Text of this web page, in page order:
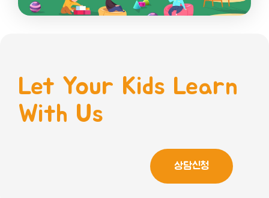
Let Your Kids Learn
With Us
상담신청